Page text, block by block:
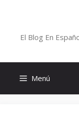
El Blog En
Menú